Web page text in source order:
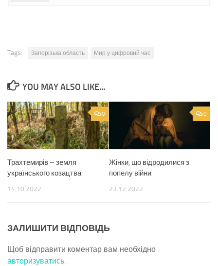
Tags: Запорізька область Мир у цифровий час
YOU MAY ALSO LIKE...
0
Трахтемирів – земля
українського козацтва
14.10.2022
0
Жінки, що відродилися з
попелу війни
23.12.2022
ЗАЛИШИТИ ВІДПОВІДЬ
Щоб відправити коментар вам необхідно
авторизуватись